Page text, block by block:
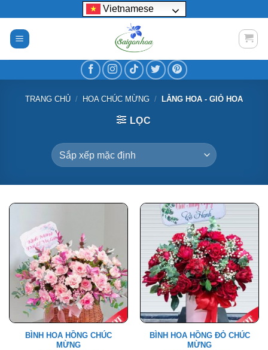
nội
dung
Vietnamese
TRANG CHỦ / HOA CHÚC MỪNG / LẴNG HOA - GIỎ HOA
LỌC
BÌNH HOA HỒNG CHÚC
MỪNG
BÌNH HOA HỒNG ĐỎ CHÚC
MỪNG